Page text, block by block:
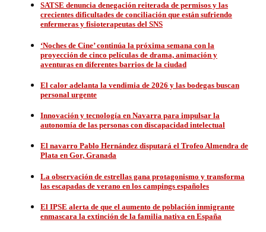
SATSE denuncia denegación reiterada de permisos y las
crecientes dificultades de conciliación que están sufriendo
enfermeras y fisioterapeutas del SNS
‘Noches de Cine’ continúa la próxima semana con la
proyección de cinco películas de drama, animación y
aventuras en diferentes barrios de la ciudad
El calor adelanta la vendimia de 2026 y las bodegas buscan
personal urgente
Innovación y tecnología en Navarra para impulsar la
autonomía de las personas con discapacidad intelectual
El navarro Pablo Hernández disputará el Trofeo Almendra de
Plata en Gor, Granada
La observación de estrellas gana protagonismo y transforma
las escapadas de verano en los campings españoles
El IPSE alerta de que el aumento de población inmigrante
enmascara la extinción de la familia nativa en España